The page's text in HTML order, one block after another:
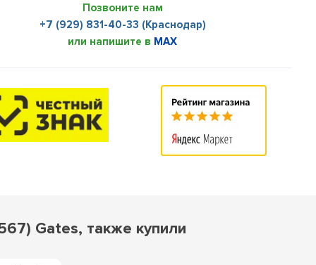
Позвоните нам
+7 (929) 831-40-33 (Краснодар)
или напишите в MAX
Gates, также купили